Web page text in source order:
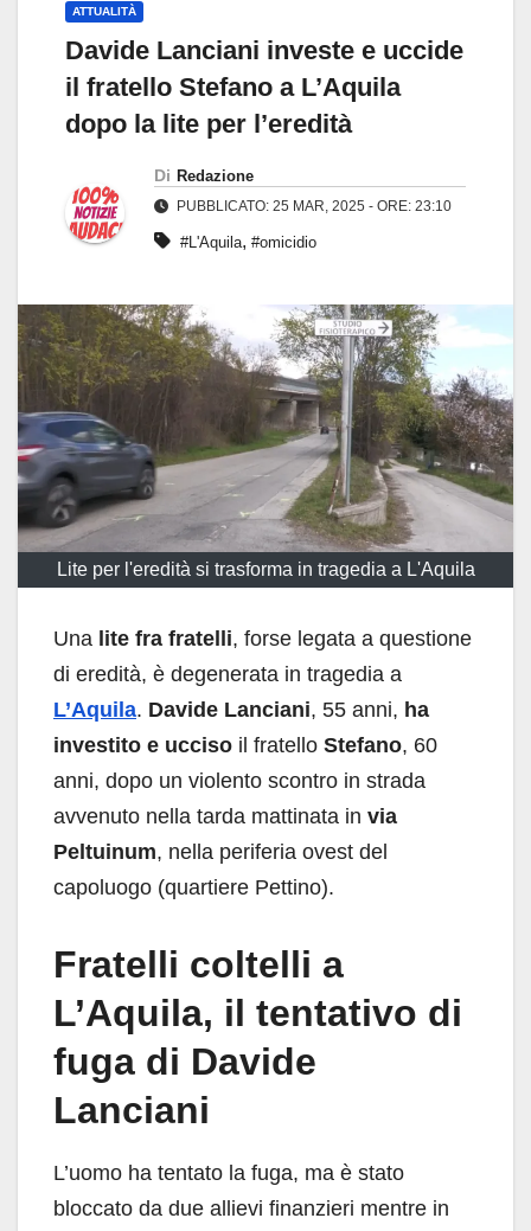
ATTUALITÀ
Davide Lanciani investe e uccide
il fratello Stefano a L’Aquila
dopo la lite per l’eredità
Di Redazione
PUBBLICATO: 25 MAR, 2025 - ORE: 23:10
#L'Aquila, #omicidio
Lite per l'eredità si trasforma in tragedia a L'Aquila
Una lite fra fratelli, forse legata a questione
di eredità, è degenerata in tragedia a
L’Aquila. Davide Lanciani, 55 anni, ha
investito e ucciso il fratello Stefano, 60
anni, dopo un violento scontro in strada
avvenuto nella tarda mattinata in via
Peltuinum, nella periferia ovest del
capoluogo (quartiere Pettino).
Fratelli coltelli a
L’Aquila, il tentativo di
fuga di Davide
Lanciani
L’uomo ha tentato la fuga, ma è stato
bloccato da due allievi finanzieri mentre in